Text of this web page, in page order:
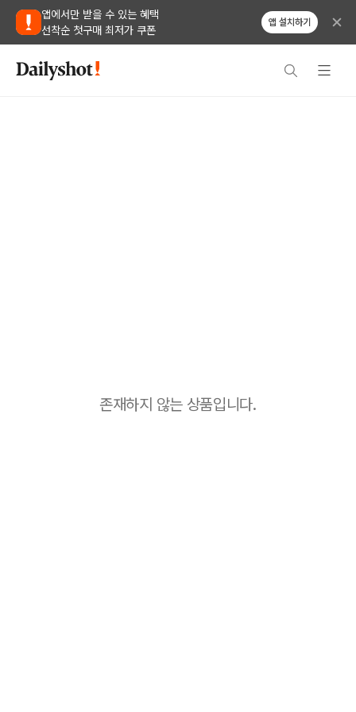
앱에서만 받을 수 있는 혜택
선착순 첫구매 최저가 쿠폰
앱 설치하기
존재하지 않는 상품입니다.